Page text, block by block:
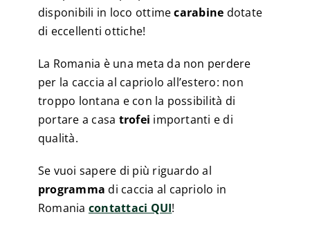
disponibili in loco ottimecarabine dotate
di eccellenti ottiche!
La Romania è una meta da non perdere
per la caccia al capriolo all’estero: non
troppo lontana e con la possibilità di
portare a casa trofei importanti e di
qualità.
Se vuoi sapere di più riguardo al
programma di caccia al capriolo in
Romania contattaci QUI!